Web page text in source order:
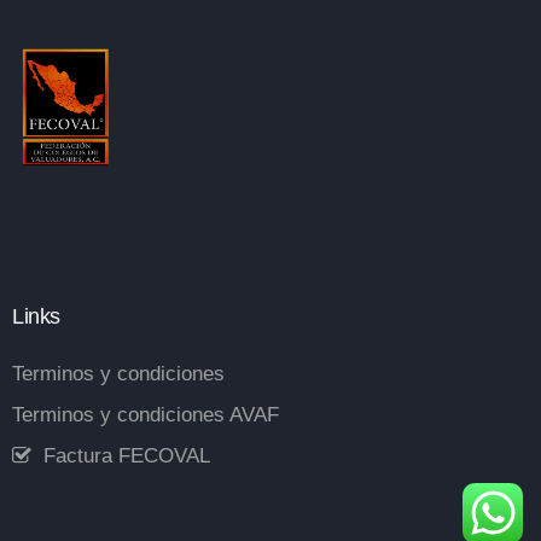
Links
Terminos y condiciones
Terminos y condiciones AVAF
Factura FECOVAL